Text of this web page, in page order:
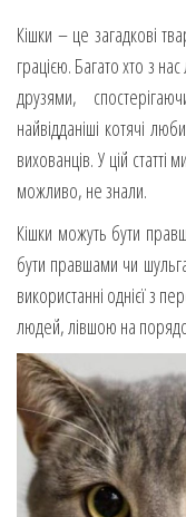
Кішки – це загадкові
грацією. Багато хто з
друзями,
найвідданіші котячі
вихованців. У цій
можливо, не знали.
Кішки можуть бути
бути правшами чи
використанні однієї з
людей, лівшою на